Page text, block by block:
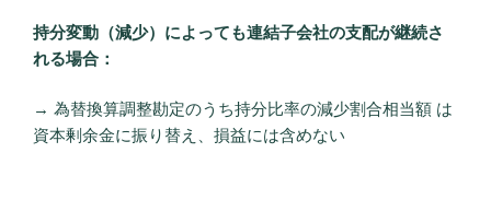
持分変動（減少）によっても連結子会社の支配が継続さ
れる場合：
→ 為替換算調整勘定のうち持分比率の減少割合相当額 は
資本剰余金に振り替え、損益には含めない